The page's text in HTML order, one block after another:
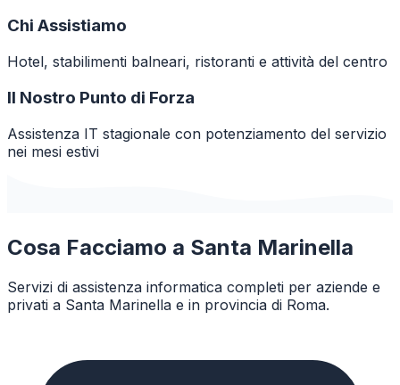
Chi Assistiamo
Hotel, stabilimenti balneari, ristoranti e attività del centro
Il Nostro Punto di Forza
Assistenza IT stagionale con potenziamento del servizio
nei mesi estivi
Cosa Facciamo a Santa Marinella
Servizi di assistenza informatica completi per aziende e
privati a Santa Marinella e in provincia di Roma.